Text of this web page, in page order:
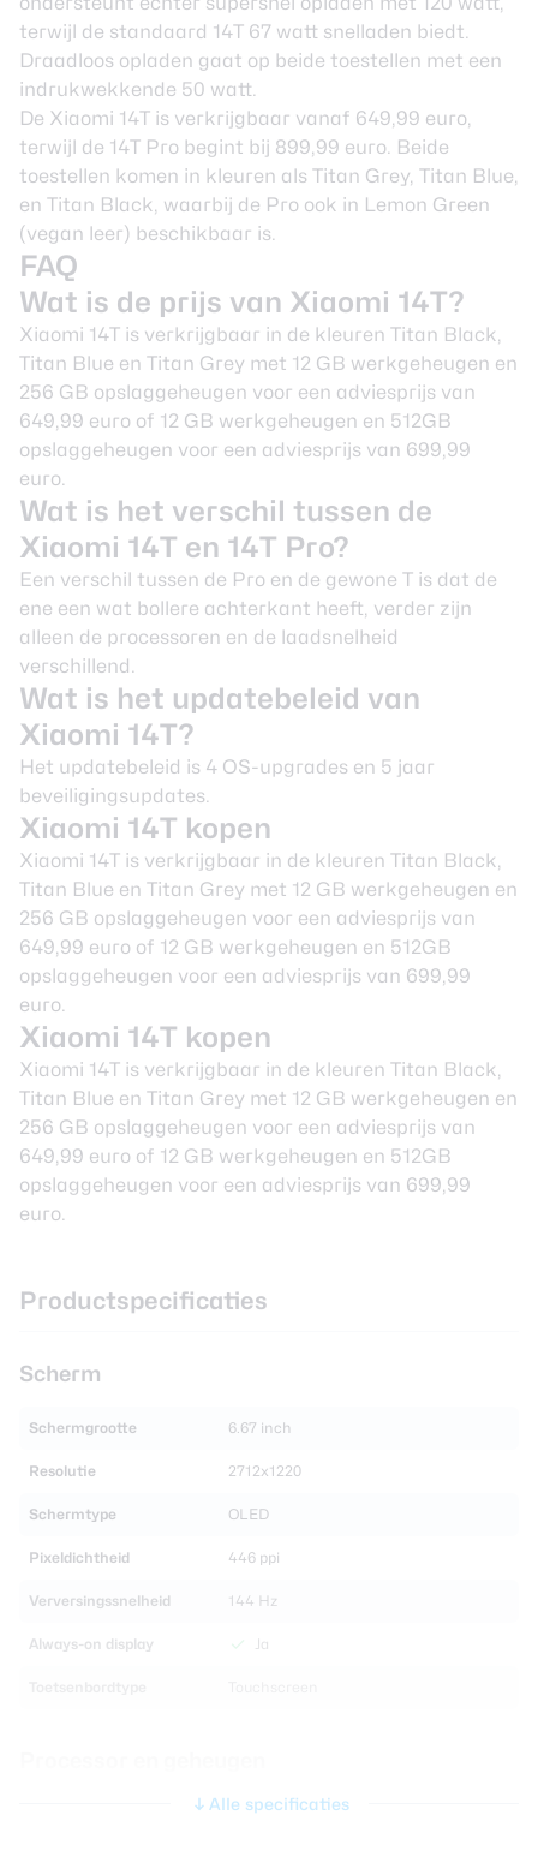
terwijl de standaard 14T 67 watt snelladen biedt.
Draadloos opladen gaat op beide toestellen met een
indrukwekkende 50 watt.
De Xiaomi 14T is verkrijgbaar vanaf 649,99 euro,
terwijl de 14T Pro begint bij 899,99 euro. Beide
toestellen komen in kleuren als Titan Grey, Titan Blue,
en Titan Black, waarbij de Pro ook in Lemon Green
(vegan leer) beschikbaar is.
FAQ
Wat is de prijs van Xiaomi 14T?
Xiaomi 14T is verkrijgbaar in de kleuren Titan Black,
Titan Blue en Titan Grey met 12 GB werkgeheugen en
256 GB opslaggeheugen voor een adviesprijs van
649,99 euro of 12 GB werkgeheugen en 512GB
opslaggeheugen voor een adviesprijs van 699,99
euro.
Wat is het verschil tussen de
Xiaomi 14T en 14T Pro?
Een verschil tussen de Pro en de gewone T is dat de
ene een wat bollere achterkant heeft, verder zijn
alleen de processoren en de laadsnelheid
verschillend.
Wat is het updatebeleid van
Xiaomi 14T?
Het updatebeleid is 4 OS-upgrades en 5 jaar
beveiligingsupdates.
Xiaomi 14T kopen
Xiaomi 14T is verkrijgbaar in de kleuren Titan Black,
Titan Blue en Titan Grey met 12 GB werkgeheugen en
256 GB opslaggeheugen voor een adviesprijs van
649,99 euro of 12 GB werkgeheugen en 512GB
opslaggeheugen voor een adviesprijs van 699,99
euro.
Xiaomi 14T kopen
Xiaomi 14T is verkrijgbaar in de kleuren Titan Black,
Titan Blue en Titan Grey met 12 GB werkgeheugen en
256 GB opslaggeheugen voor een adviesprijs van
649,99 euro of 12 GB werkgeheugen en 512GB
opslaggeheugen voor een adviesprijs van 699,99
euro.
Productspecificaties
Scherm
Schermgrootte 6.67 inch
Resolutie 2712x1220
Schermtype OLED
Pixeldichtheid 446 ppi
Verversingssnelheid 144 Hz
Always-on display Ja
MediaTek Dimensity 8300 Ultra
Alle specificaties